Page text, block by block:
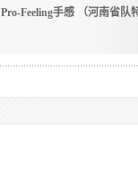
Pro-Feeling手感 （河南省队